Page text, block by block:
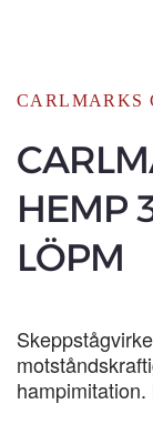
CARLMARKS
HEMP
LÖPM